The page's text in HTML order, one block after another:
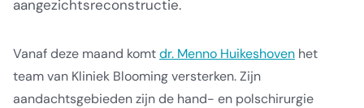
aangezichtsreconstructie.
Vanaf deze maand komtdr. Menno Huikeshoven het
team van Kliniek Blooming versterken. Zijn
aandachtsgebieden zijn de hand- en polschirurgie